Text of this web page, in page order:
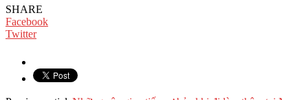
SHARE
Facebook
Twitter